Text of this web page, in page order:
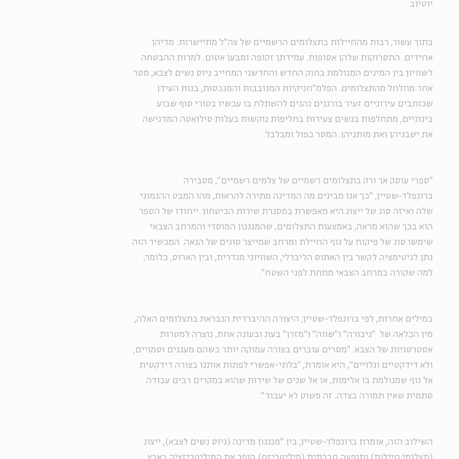
יוטיוב
בתוך עשור, רבות מהחיילות בתצלומים הרשמיים של צה"ל מתיישרות: מדיהן
אחידים. התסרוקות שלהן אסופות. עמידתן זקופה ומבען אטום. למרות ההבטחה
לשוויון בין המינים המגולמת בחוק החדש והחדשני המחייב גיוס נשים לצבא, מסר
אחר מחלחל מהתצלומים. הפלמ"חניקיות המגובבות והמנכסות, בנות העידן
שכותבים עירוניים זעיר בורגנים נהנים להשתלח בו עכשיו בטורי סוף שבוע
בינוניים, מתחלפות בנשים צעירות בחליפות נוקשות בעלות סילואטה המדגישה
את ישבניהן ואת מותניהן. המסר כפול ומבלבל.
"ספרי עוסק אך ורק בתצלומים רשמיים של צלמים רשמיים", מסבירה
ברונפלד-שטיין, "כך אנו מבינים מה המדינה מתירה להראות, מהו המבט ההגמוני
שלה ואיזה סוג של ייצוג היא מאפשרת במסגרת שירות הביטחון. ייחודו של הספר
הוא בכך שהוא מראה, באמצעות התצלומים, שהמנגנון המוסדי והמרחב הצבאי
שימשו סוג של פיקוח על גוף החיילת ומרחב שמייצר סוגים של הנאה. המכשיר הזה
נתן לגיטימציה לקשר בין האתוס הליברלי, השוויוני מגדרית, ובין הארוס, כלומר,
למה שקורה במרחב הצבאי מתחת לפני השטח".
במילים אחרות, לפי ברונפלד-שטיין, היצורה ההיברדית הנבראת בתצלומים האלה,
מין הכלאה של "גיבורה" ו"שווה" ו"מזרן" בעת ובעונה אחת, נוצרה למטרות
אסטרטגיות של הצבא. "מסרים עוברים בצורה עמוקה יותר כשהם מענגים וסמויים,
ולא דידקטיים וגלויים", היא אומרת, "בלתי-אפשרי לפתות אותנו בצורה דידקטית
אל גוף שמגולמת בו אלימות, או אל שנים של שירות שהוא במקרים רבים עבודה
סתמית שאין תמורה בצדה. זה פשוט לא יעבוד".
השילוב הזה, אומרת ברונפלד-שטיין, בין "מנגנון מדינה (גיוס נשים לצבא), ייצוג